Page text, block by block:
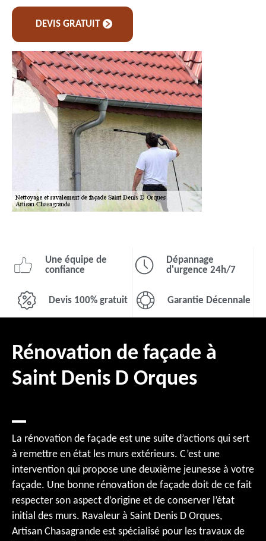
DEVIS GRATUIT
Une équipe de
confiance
Dépannage
d'urgence 24h/7
Devis 100% gratuit Garantie Décennale
Rénovation de façade à
Saint Denis D Orques
La rénovation de façade est une suite d’actions qui sert
à remettre en état les murs extérieurs. C’est une
intervention qui propose une deuxième jeunesse à votre
façade. Une bonne rénovation de façade doit de ce fait
respecter son aspect d’origine et de conserver l’état
initial des murs. Ravaleur à Saint Denis D Orques,
Artisan Chasagrande est spécialisé pour les travaux de